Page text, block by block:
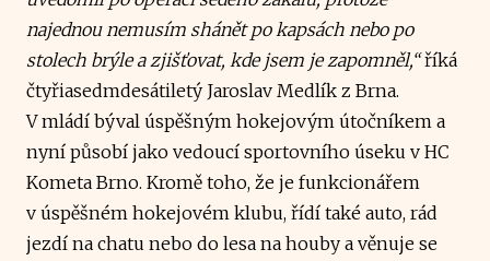
najednou nemusím shánět po kapsách nebo po
stolech brýle a zjišťovat, kde jsem je zapomněl,“říká
čtyřiasedmdesátiletý Jaroslav Medlík z Brna.
V mládí býval úspěšným hokejovým útočníkem a
nyní působí jako vedoucí sportovního úseku v HC
Kometa Brno. Kromě toho, že je funkcionářem
v úspěšném hokejovém klubu, řídí také auto, rád
jezdí na chatu nebo do lesa na houby a věnuje se